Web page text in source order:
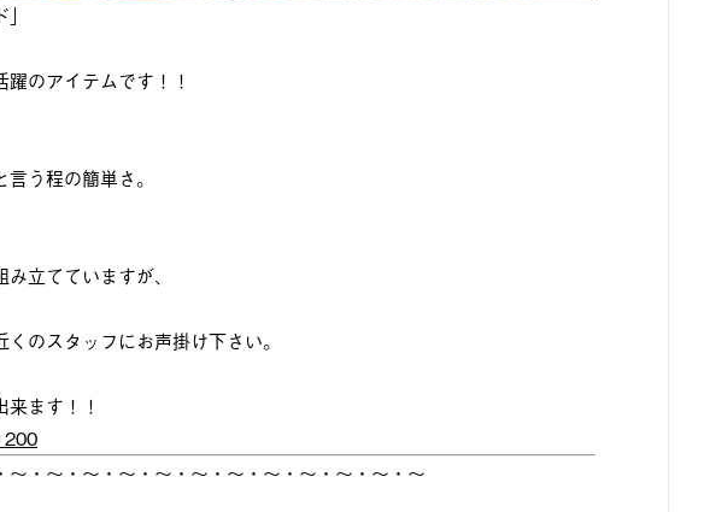
のアイテムです！！
う程の簡単さ。
立てていますが、
のスタッフにお声掛け下さい。
ます！！
200
～・～・～・～・～・～・～・～・～・～・～・～